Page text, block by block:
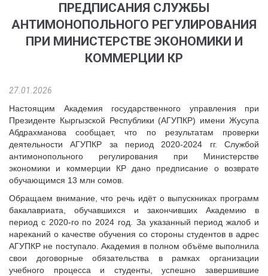
ПРЕДПИСАНИЯ СЛУЖБЫ
АНТИМОНОПОЛЬНОГО РЕГУЛИРОВАНИЯ
ПРИ МИНИСТЕРСТВЕ ЭКОНОМИКИ И
КОММЕРЦИИ КР
27.01.2026
Настоящим Академия государственного управления при
Президенте Кыргызской Республики (АГУПКР) имени Жусупа
Абдрахманова сообщает, что по результатам проверки
деятельности АГУПКР за период 2020-2024 гг. Службой
антимонопольного регулирования при Министерстве
экономики и коммерции КР дано предписание о возврате
обучающимся 13 млн сомов.
Обращаем внимание, что речь идёт о выпускниках программ
бакалавриата, обучавшихся и закончивших Академию в
период с 2020-го по 2024 год. За указанный период жалоб и
нареканий о качестве обучения со стороны студентов в адрес
АГУПКР не поступало. Академия в полном объёме выполнила
свои договорные обязательства в рамках организации
учебного процесса и студенты, успешно завершившие